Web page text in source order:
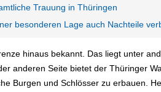
Trauung in Thüringen
besonderen Lage auch Nachteile
hinaus bekannt. Das liegt unter
anderen Seite bietet der Thüringer
Burgen und Schlösser zu erbauen.